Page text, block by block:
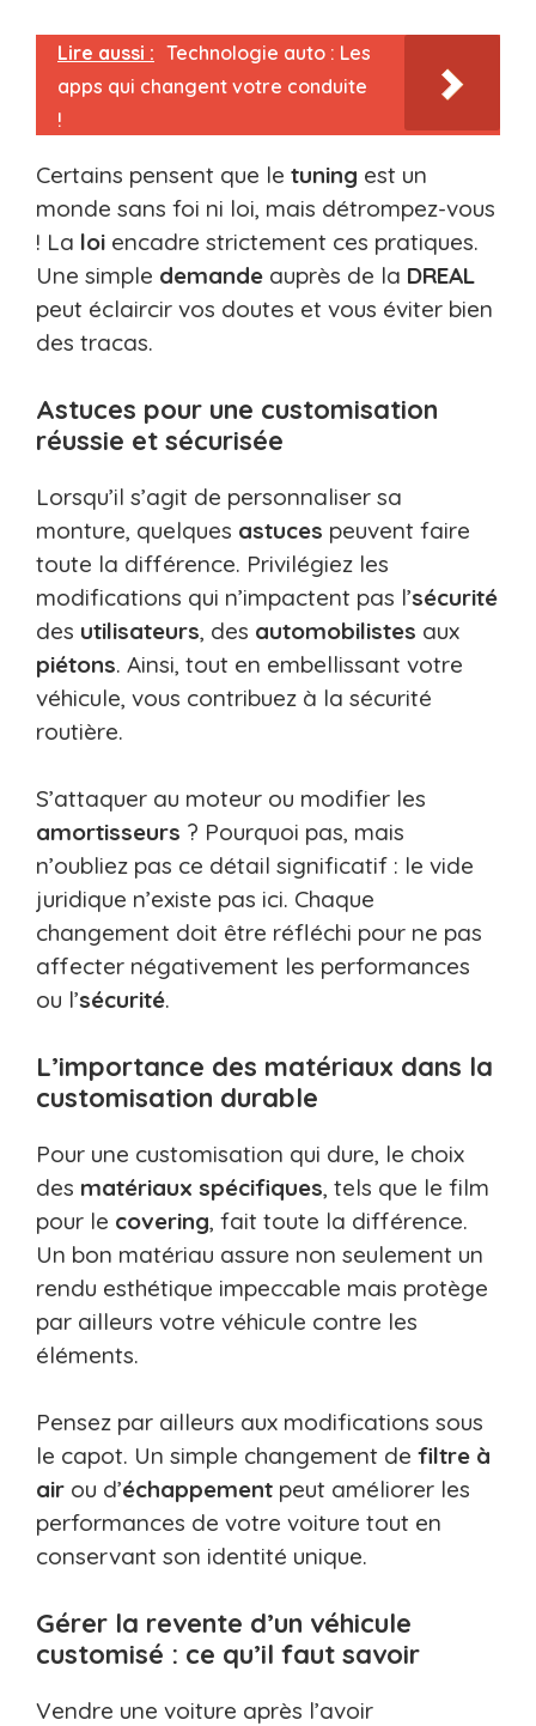
Lire aussi : Technologie auto : Les
apps qui changent votre conduite
!
Certains pensent que le tuning est un
monde sans foi ni loi, mais détrompez-vous
! La loi encadre strictement ces pratiques.
Une simple demande auprès de la DREAL
peut éclaircir vos doutes et vous éviter bien
des tracas.
Astuces pour une customisation
réussie et sécurisée
Lorsqu’il s’agit de personnaliser sa
monture, quelques astuces peuvent faire
toute la différence. Privilégiez les
modifications qui n’impactent pas l’sécurité
des utilisateurs, des automobilistes aux
piétons. Ainsi, tout en embellissant votre
véhicule, vous contribuez à la sécurité
routière.
S’attaquer au moteur ou modifier les
amortisseurs ? Pourquoi pas, mais
n’oubliez pas ce détail significatif : le vide
juridique n’existe pas ici. Chaque
changement doit être réfléchi pour ne pas
affecter négativement les performances
ou l’sécurité.
L’importance des matériaux dans la
customisation durable
Pour une customisation qui dure, le choix
des matériaux spécifiques, tels que le film
pour le covering, fait toute la différence.
Un bon matériau assure non seulement un
rendu esthétique impeccable mais protège
par ailleurs votre véhicule contre les
éléments.
Pensez par ailleurs aux modifications sous
le capot. Un simple changement de filtre à
air ou d’échappement peut améliorer les
performances de votre voiture tout en
conservant son identité unique.
Gérer la revente d’un véhicule
customisé : ce qu’il faut savoir
Vendre une voiture après l’avoir